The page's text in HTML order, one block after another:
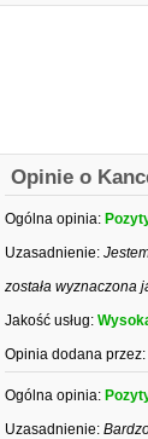
Opinie o
Ogólna opinia:
Uzasadnienie:
została wyznaczona
Jakość usług:
Opinia dodana przez:
Ogólna opinia:
Uzasadnienie: